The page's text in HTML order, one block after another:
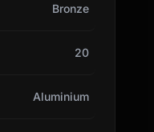
Bronze
20
Aluminium